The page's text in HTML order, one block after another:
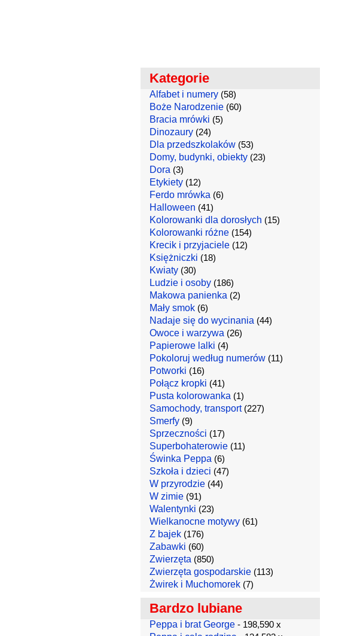
Kategorie
Alfabet i numery(58)
Boże Narodzenie(60)
Bracia mrówki (5)
Dinozaury(24)
Dla przedszkolaków(53)
Domy, budynki, obiekty(23)
Dora (3)
Etykiety(12)
Ferdo mrówka (6)
Halloween (41)
Kolorowanki dla dorosłych (15)
Kolorowanki różne(154)
Krecik i przyjaciele(12)
Księżniczki (18)
Kwiaty(30)
Ludzie i osoby(186)
Makowa panienka (2)
Mały smok(6)
Nadaje się do wycinania (44)
Owoce i warzywa (26)
Papierowe lalki (4)
Pokoloruj według numerów(11)
Potworki (16)
Połącz kropki (41)
Pusta kolorowanka (1)
Samochody, transport(227)
Smerfy(9)
Sprzeczności (17)
Superbohaterowie(11)
Świnka Peppa (6)
Szkoła i dzieci (47)
W przyrodzie(44)
W zimie(91)
Walentynki (23)
Wielkanocne motywy(61)
Z bajek(176)
Zabawki (60)
Zwierzęta (850)
Zwierzęta gospodarskie(113)
Żwirek i Muchomorek(7)
Bardzo lubiane
Peppa i brat George- 198,590 x